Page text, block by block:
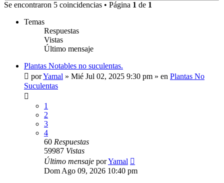
Se encontraron 5 coincidencias • Página 1 de 1
Temas
Respuestas
Vistas
Último mensaje
Plantas Notables no suculentas.
porYamal » Mié Jul 02, 2025 9:30 pm » en Plantas No
Suculentas
1
2
3
4
60 Respuestas
59987 Vistas
Último mensaje porYamal
Dom Ago 09, 2026 10:40 pm